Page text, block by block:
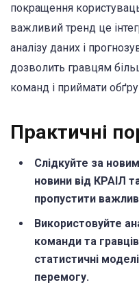
покращення
важливий тренд це
аналізу даних і
дозволить гравцям
команд і приймати
Практичні
Слідкуйте за
новини від КРАІЛ
пропустити
Використовуйте
команди та
статистичні
перемогу.